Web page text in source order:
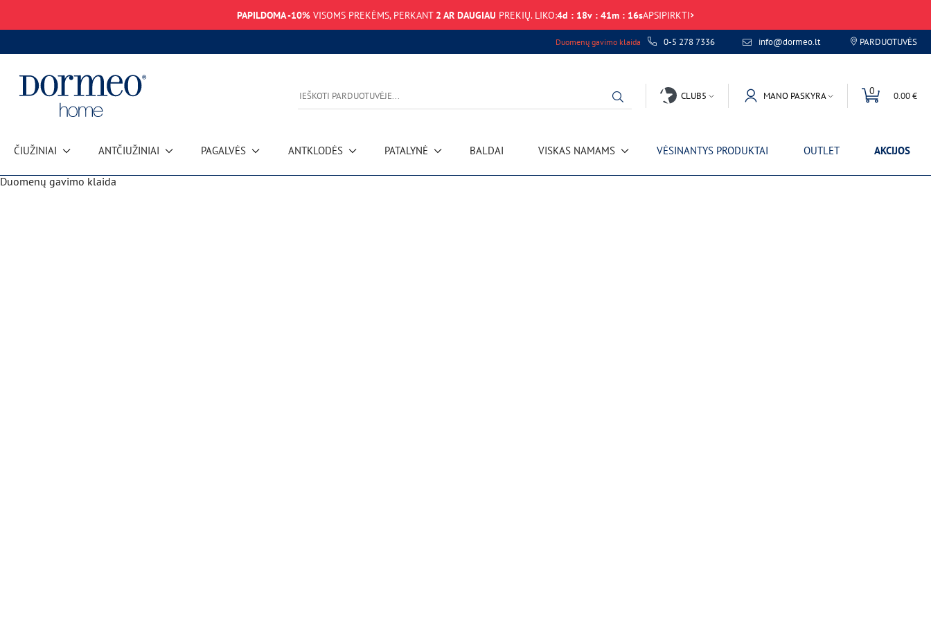
PAPILDOMA -10% VISOMS PREKĖMS, PERKANT 2 AR DAUGIAU PREKIŲ. LIKO:4d : 18v : 41m : 16sAPSIPIRKTI
Duomenų gavimo klaida 0-5 278 7336 info@dormeo.lt PARDUOTUVĖS
CLUB5 MANO PASKYRA 0 0.00 €
ČIUŽINIAI ANTČIUŽINIAI PAGALVĖS ANTKLODĖS PATALYNĖ BALDAI VISKAS NAMAMS VĖSINANTYS PRODUKTAI OUTLET AKCIJOS
Duomenų gavimo klaida